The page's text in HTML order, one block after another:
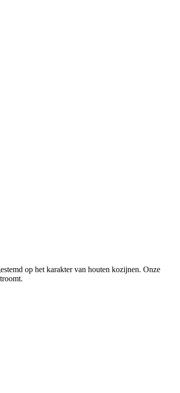
op het karakter van houten kozijnen. Onze